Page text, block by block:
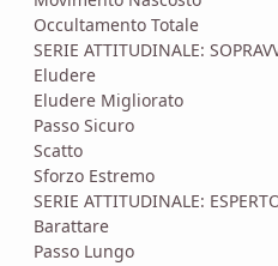
Occultamento Totale
SERIE ATTITUDINALE:
Eludere
Eludere Migliorato
Passo Sicuro
Scatto
Sforzo Estremo
SERIE ATTITUDINALE:
Barattare
Passo Lungo